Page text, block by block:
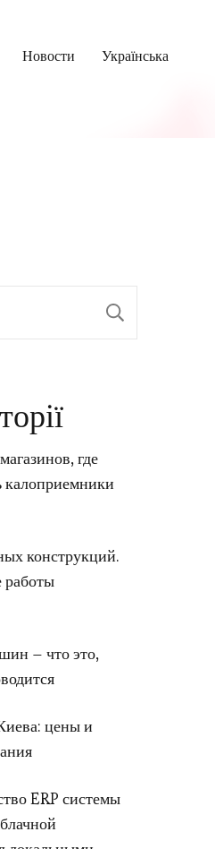
Новости
Українська
где
калоприемники
конструкций.
работы
– что это,
цены и
ERP системы